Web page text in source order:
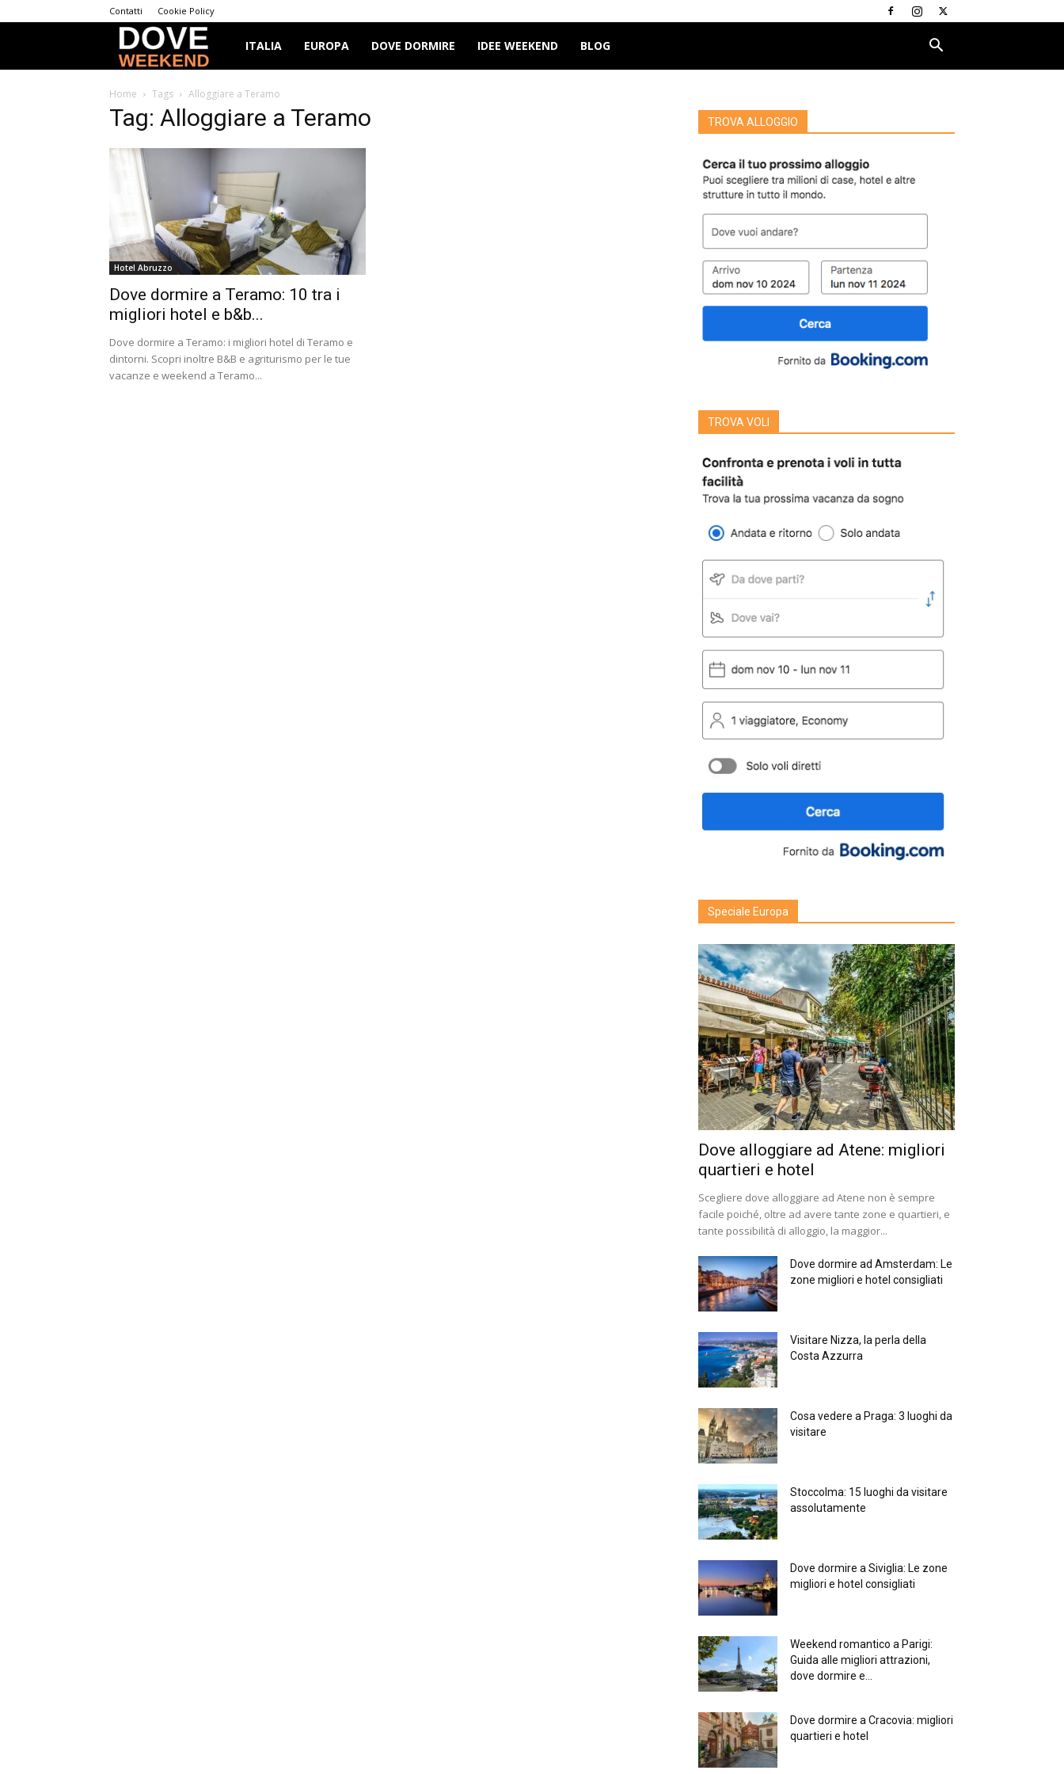
Contatti Cookie Policy
Dove
Weekend
ITALIA EUROPA DOVE DORMIRE IDEE WEEKEND BLOG
Home Tags Alloggiare a Teramo
Tag: Alloggiare a Teramo
Hotel Abruzzo
Dove dormire a Teramo: 10 tra i
migliori hotel e b&b...
Dove dormire a Teramo: i migliori hotel di Teramo e
dintorni. Scopri inoltre B&B e agriturismo per le tue
vacanze e weekend a Teramo...
TROVA ALLOGGIO
TROVA VOLI
Speciale Europa
Dove alloggiare ad Atene: migliori
quartieri e hotel
Scegliere dove alloggiare ad Atene non è sempre
facile poiché, oltre ad avere tante zone e quartieri, e
tante possibilità di alloggio, la maggior...
Dove dormire ad Amsterdam: Le
zone migliori e hotel consigliati
Visitare Nizza, la perla della
Costa Azzurra
Cosa vedere a Praga: 3 luoghi da
visitare
Stoccolma: 15 luoghi da visitare
assolutamente
Dove dormire a Siviglia: Le zone
migliori e hotel consigliati
Weekend romantico a Parigi:
Guida alle migliori attrazioni,
dove dormire e...
Dove dormire a Cracovia: migliori
quartieri e hotel